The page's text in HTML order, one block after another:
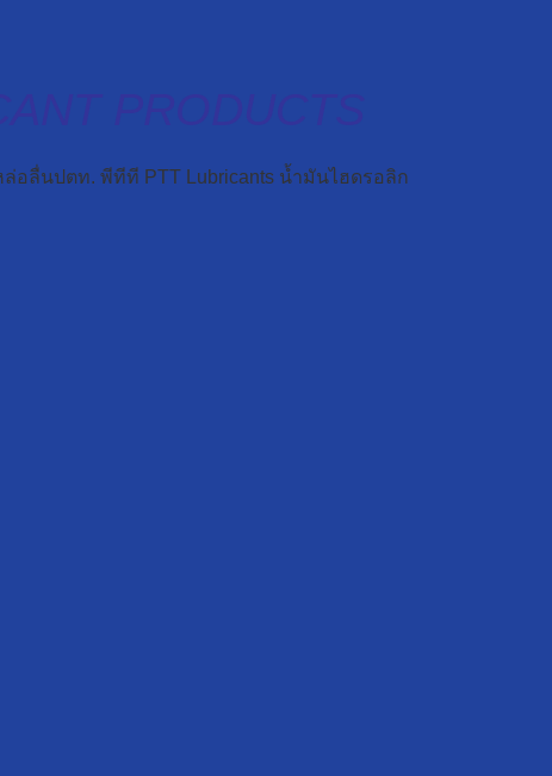
ลื่นปตท. พีทีที PTT Lubricants น้ำมันไฮดรอลิก